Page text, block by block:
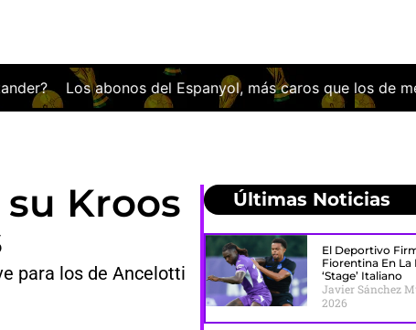
más caros que los de media Bundesliga El Elche CF
Kroos
para los de Ancelotti
Últimas Noticias
El Deportivo
Fiorentina En La
‘stage’ Italiano
Javier Sánchez
2026